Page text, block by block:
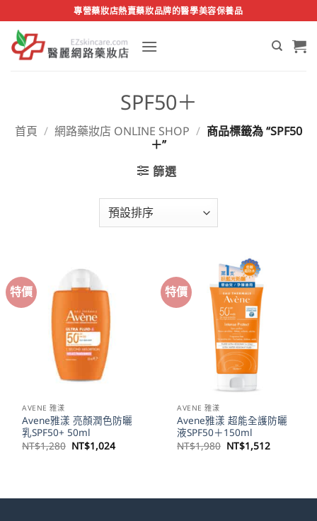
to
content
專營藥妝店熱賣藥妝品牌的醫學美容保養品
SPF50＋
首頁 / 網路藥妝店 ONLINE SHOP / 商品標籤為 “SPF50
＋”
篩選
特價
AVENE 雅漾
Avene雅漾 亮顏潤色防曬
乳SPF50+ 50ml
NT$1,280 原
始
NT$1,024目
特價
AVENE 雅漾
Avene雅漾 超能全護防曬
液SPF50＋150ml
NT$1,980 原
始
NT$1,512目
前